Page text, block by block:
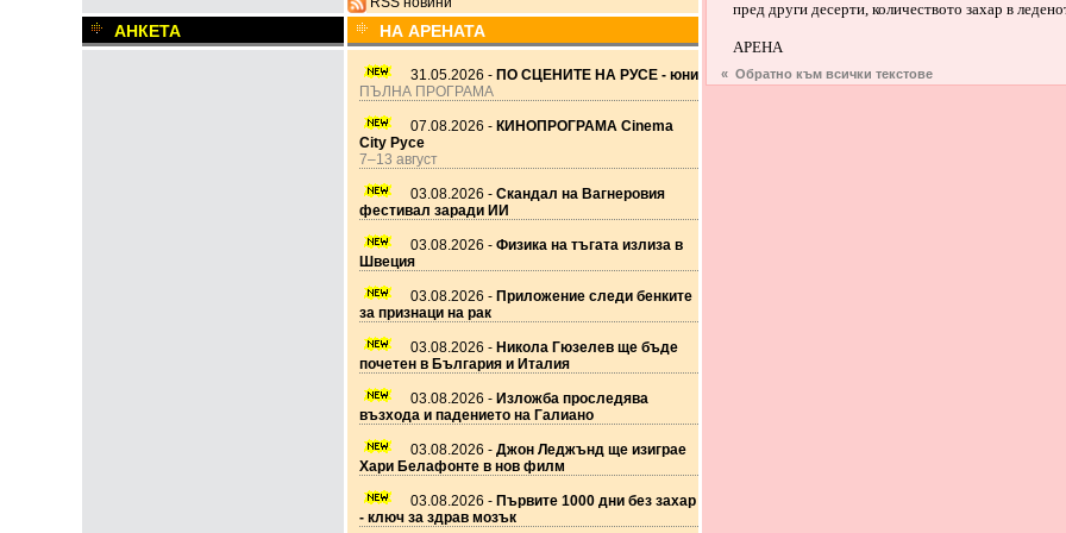
пред други десерти, количеството захар в
АРЕНА
« Обратно към всички текстове
АНКЕТА НА АРЕНАТА
31.05.2026 - ПО СЦЕНИТЕ НА РУСЕ - юни
ПЪЛНА ПРОГРАМА
07.08.2026 - КИНОПРОГРАМА Cinema
City Русе
7–13 август
03.08.2026 - Скандал на Вагнеровия
фестивал заради ИИ
03.08.2026 - Физика на тъгата излиза в
Швеция
03.08.2026 - Приложение следи бенките
за признаци на рак
03.08.2026 - Никола Гюзелев ще бъде
почетен в България и Италия
03.08.2026 - Изложба проследява
възхода и падението на Галиано
03.08.2026 - Джон Леджънд ще изиграе
Хари Белафонте в нов филм
03.08.2026 - Първите 1000 дни без захар
- ключ за здрав мозък